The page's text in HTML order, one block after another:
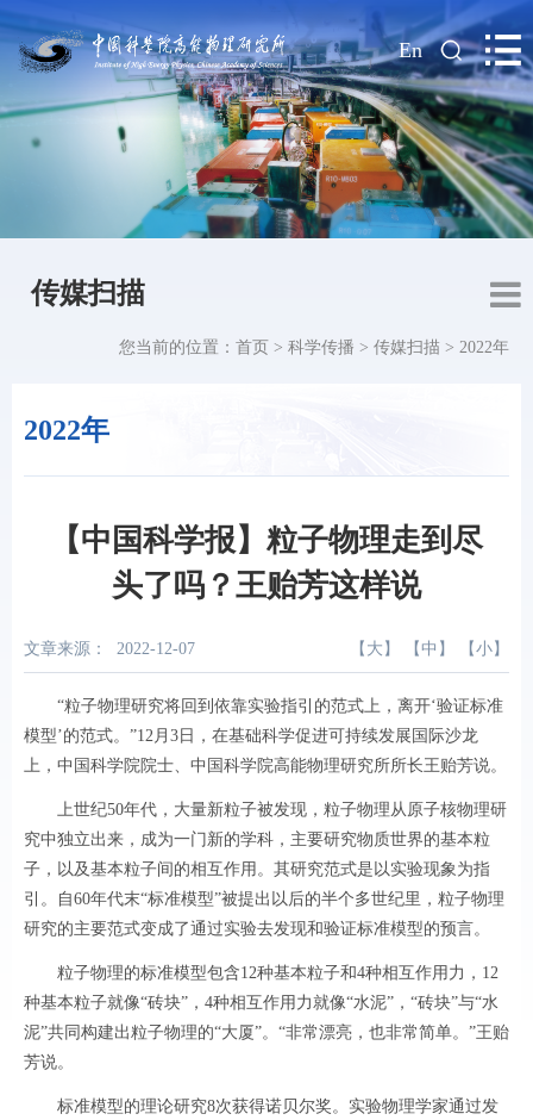
| En
传媒扫描
2022年
您当前的位置： 首页 > 科学传播 > 传媒扫描 > 2022年
【中国科学报】粒子物理走到尽
头了吗？王贻芳这样说
文章来源： 2022-12-07 【 大 】 【 中 】 【 小 】
“粒子物理研究将回到依靠实验指引的范式上，离开‘验证标准
模型’的范式。”12月3日，在基础科学促进可持续发展国际沙龙
上，中国科学院院士、中国科学院高能物理研究所所长王贻芳说。
上世纪50年代，大量新粒子被发现，粒子物理从原子核物理研
究中独立出来，成为一门新的学科，主要研究物质世界的基本粒
子，以及基本粒子间的相互作用。其研究范式是以实验现象为指
引。自60年代末“标准模型”被提出以后的半个多世纪里，粒子物理
研究的主要范式变成了通过实验去发现和验证标准模型的预言。
粒子物理的标准模型包含12种基本粒子和4种相互作用力，12
种基本粒子就像“砖块”，4种相互作用力就像“水泥”，“砖块”与“水
泥”共同构建出粒子物理的“大厦”。“非常漂亮，也非常简单。”王贻
芳说。
标准模型的理论研究8次获得诺贝尔奖。实验物理学家通过发